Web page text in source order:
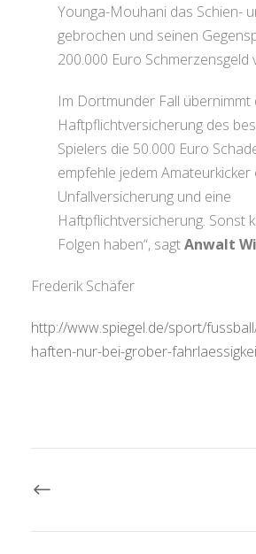
Younga-Mouhani das Schien-
gebrochen und seinen
200.000 Euro Schmerzensgeld
Im Dortmunder Fall übernimmt
Haftpflichtversicherung des
Spielers die 50.000 Euro
empfehle jedem Amateurkicker
Unfallversicherung und eine
Haftpflichtversicherung. Sonst
Folgen haben“, sagtAnwalt
Frederik Schäfer
http://www.spiegel.de/sport/
haften-nur-bei-grober-